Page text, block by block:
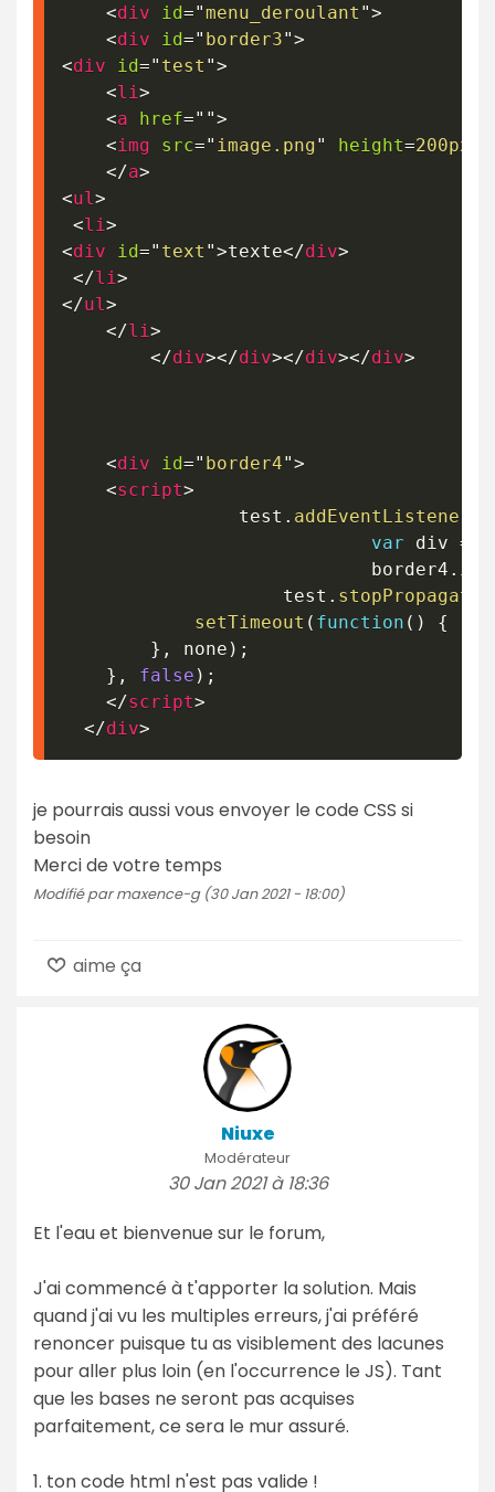
<div id="menu_deroulant ">
<div id=" border3">
<div id=" test ">
<li >
<a href=" ">
<img src=" image.png" height=200px/
</a>
<ul >
<li >
<div id=" text ">texte</div>
</li >
</ul >
</li >
</div></div></div></div>
<div id=" border4">
<script>
				test
. addEventListener
var div =
							border4
.
					test
.
setTimeout ( function ( )
{
} , none ) ;
} , false ) ;
</script>
</div>
je pourrais aussi vous envoyer le code CSS si
besoin
Merci de votre temps
Modifié par maxence-g (30 Jan 2021 - 18:00)
aime ça
Niuxe
Modérateur
30 Jan 2021 à 18:36
Et l'eau et bienvenue sur le forum,
J'ai commencé à t'apporter la solution. Mais
quand j'ai vu les multiples erreurs, j'ai préféré
renoncer puisque tu as visiblement des lacunes
pour aller plus loin (en l'occurrence le JS). Tant
que les bases ne seront pas acquises
parfaitement, ce sera le mur assuré.
1. ton code html n'est pas valide !